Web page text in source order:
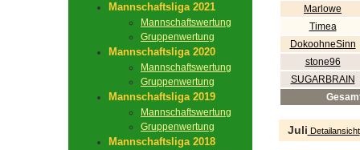
Mannschaftsliga 2021
Mannschaftswertung
Gruppenwertung
Mannschaftsliga 2020
Mannschaftswertung
Gruppenwertung
Mannschaftsliga 2019
Mannschaftswertung
Gruppenwertung
Mannschaftsliga 2018
Marlowe
Timea
DokoohneSinn
stone96
SUGARBRAIN
Juli Detailansicht